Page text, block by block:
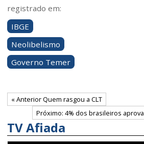
registrado em:
IBGE
Neolibelismo
Governo Temer
« Anterior Quem rasgou a CLT
Próximo: 4% dos brasileiros
TV Afiada